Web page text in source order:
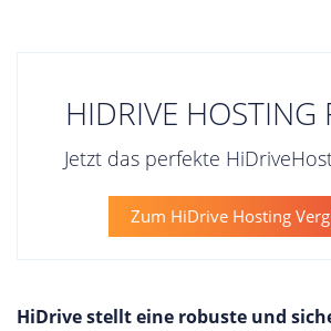
HIDRIVE HOSTING
Jetzt das perfekte
Zum HiDrive Hosting
HiDrive stellt eine robuste und